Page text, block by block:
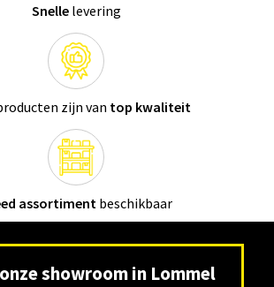
Snellelevering
zijn van top kwaliteit
assortiment beschikbaar
showroom in Lommel